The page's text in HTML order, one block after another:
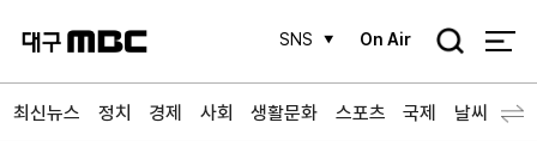
SNS On Air
검
최신뉴스 정치 경제 사회 생활문화 스포츠 국제 날씨